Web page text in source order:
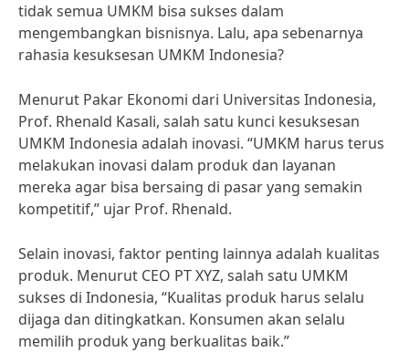
tidak semua UMKM bisa sukses dalam
mengembangkan bisnisnya. Lalu, apa sebenarnya
rahasia kesuksesan UMKM Indonesia?
Menurut Pakar Ekonomi dari Universitas Indonesia,
Prof. Rhenald Kasali, salah satu kunci kesuksesan
UMKM Indonesia adalah inovasi. “UMKM harus terus
melakukan inovasi dalam produk dan layanan
mereka agar bisa bersaing di pasar yang semakin
kompetitif,” ujar Prof. Rhenald.
Selain inovasi, faktor penting lainnya adalah kualitas
produk. Menurut CEO PT XYZ, salah satu UMKM
sukses di Indonesia, “Kualitas produk harus selalu
dijaga dan ditingkatkan. Konsumen akan selalu
memilih produk yang berkualitas baik.”